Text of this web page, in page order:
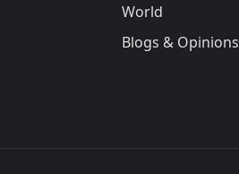
World
Blogs & Opinions